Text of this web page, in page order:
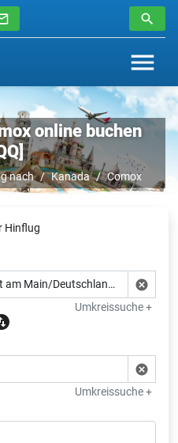
online buchen
nach Kanada Comox
Hinflug
Umkreissuche +
Umkreissuche +